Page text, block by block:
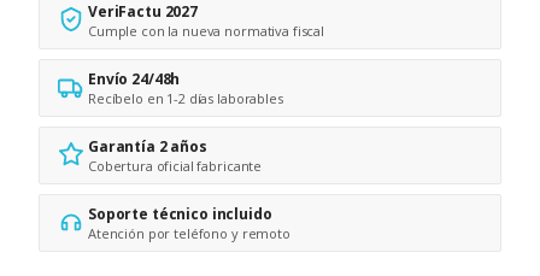
VeriFactu 2027
Cumple con la nueva normativa fiscal
Envío 24/48h
Recíbelo en 1-2 días laborables
Garantía 2 años
Cobertura oficial fabricante
Soporte técnico incluido
Atención por teléfono y remoto